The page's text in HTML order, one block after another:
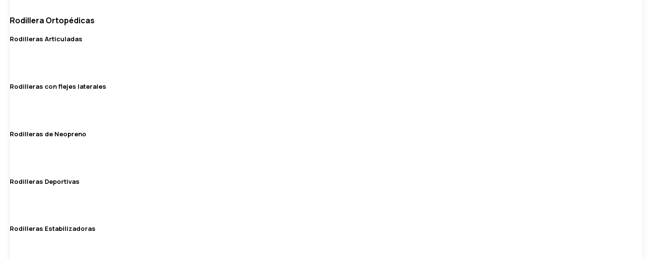
Rodillera Ortopédicas
Rodilleras Articuladas
Rodilleras con flejes laterales
Rodilleras de Neopreno
Rodilleras Deportivas
Rodilleras Estabilizadoras